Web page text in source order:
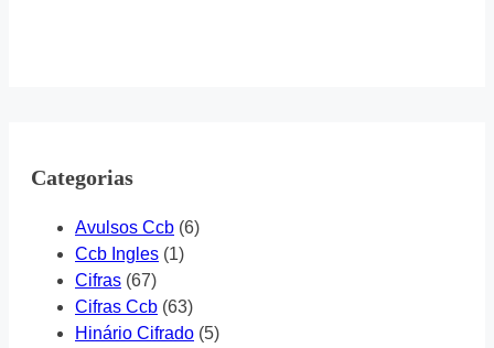
Categorias
Avulsos Ccb (6)
Ccb Ingles (1)
Cifras (67)
Cifras Ccb (63)
Hinário Cifrado (5)